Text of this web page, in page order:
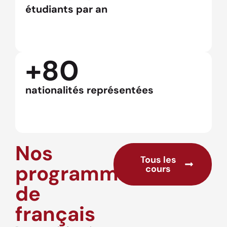
étudiants par an
+80
nationalités représentées
Nos
programmes
de
français
Tous les
cours